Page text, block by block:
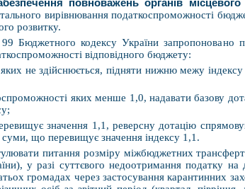
повноважень органів
вирівнювання податкоспроможності
розвитку.
Бюджетного кодексу України запропоновано
відповідного бюджету:
не здійснюється, підняти нижню межу
яких менше 1,0, надавати базову
значення 1,1, реверсну дотацію
суми, що перевищує значення індексу 1,1.
питання розміру міжбюджетних
у разі суттєвого недоотримання податку
громадах через застосування карантинних